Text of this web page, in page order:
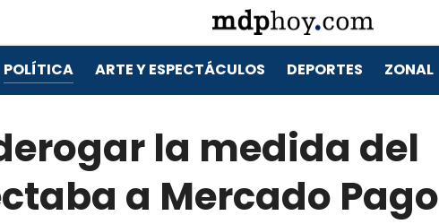
POLÍTICA ARTE Y ESPECTÁCULOS DEPORTES ZONAL
la medida del
a Mercado Pago